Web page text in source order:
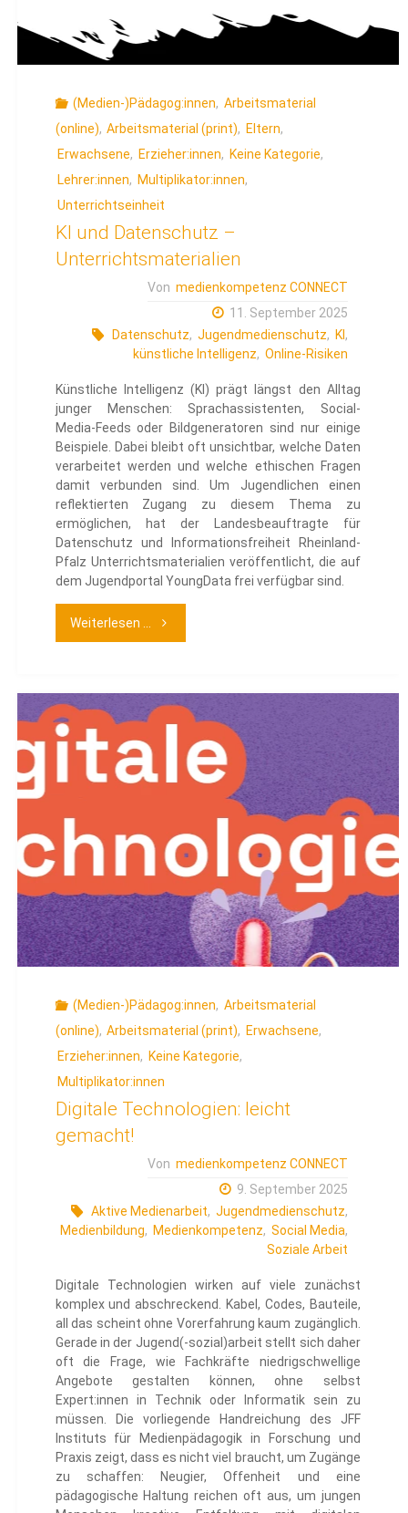
(Medien-)Pädagog:innen, Arbeitsmaterial
(online), Arbeitsmaterial (print), Eltern,
Erwachsene, Erzieher:innen, Keine Kategorie,
Lehrer:innen, Multiplikator:innen,
Unterrichtseinheit
KI und Datenschutz –
Unterrichtsmaterialien
Von medienkompetenz CONNECT
11. September 2025
Datenschutz, Jugendmedienschutz, KI ,
künstliche Intelligenz, Online-Risiken
Künstliche Intelligenz (KI) prägt längst den Alltag
junger Menschen: Sprachassistenten, Social-
Media-Feeds oder Bildgeneratoren sind nur einige
Beispiele. Dabei bleibt oft unsichtbar, welche Daten
verarbeitet werden und welche ethischen Fragen
damit verbunden sind. Um Jugendlichen einen
reflektierten Zugang zu diesem Thema zu
ermöglichen, hat der Landesbeauftragte für
Datenschutz und Informationsfreiheit Rheinland-
Pfalz Unterrichtsmaterialien veröffentlicht, die auf
dem Jugendportal YoungData frei verfügbar sind.
Weiterlesen ... "KI
Unterrichtsmaterialien"
(Medien-)Pädagog:innen, Arbeitsmaterial
(online), Arbeitsmaterial (print), Erwachsene,
Erzieher:innen, Keine Kategorie,
Multiplikator:innen
Digitale Technologien: leicht
gemacht!
Von medienkompetenz CONNECT
9. September 2025
Aktive Medienarbeit, Jugendmedienschutz,
Medienbildung, Medienkompetenz, Social Media,
Soziale Arbeit
Digitale Technologien wirken auf viele zunächst
komplex und abschreckend. Kabel, Codes, Bauteile,
all das scheint ohne Vorerfahrung kaum zugänglich.
Gerade in der Jugend(-sozial)arbeit stellt sich daher
oft die Frage, wie Fachkräfte niedrigschwellige
Angebote gestalten können, ohne selbst
Expert:innen in Technik oder Informatik sein zu
müssen. Die vorliegende Handreichung des JFF
Instituts für Medienpädagogik in Forschung und
Praxis zeigt, dass es nicht viel braucht, um Zugänge
zu schaffen: Neugier, Offenheit und eine
pädagogische Haltung reichen oft aus, um jungen